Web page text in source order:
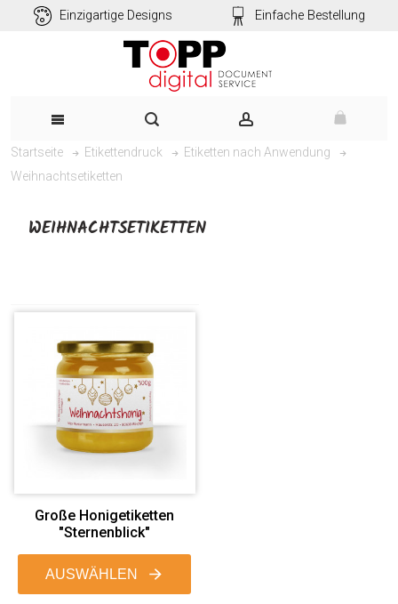
Einzigartige Designs Einfache Bestellung
Startseite Etikettendruck
Etiketten nach Anwendung
Weihnachtsetiketten
WEIHNACHTSETIKETTEN
Große Honigetiketten
"Sternenblick"
AUSWÄHLEN